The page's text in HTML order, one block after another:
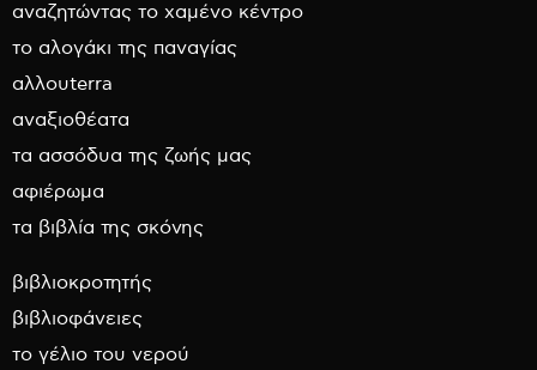
αναζητώντας το χαμένο κέντρο
το αλογάκι της παναγίας
αλλουterra
αναξιοθέατα
τα ασσόδυα της ζωής μας
αφιέρωμα
τα βιβλία της σκόνης
βιβλιοκροτητής
βιβλιοφάνειες
το γέλιο του νερού